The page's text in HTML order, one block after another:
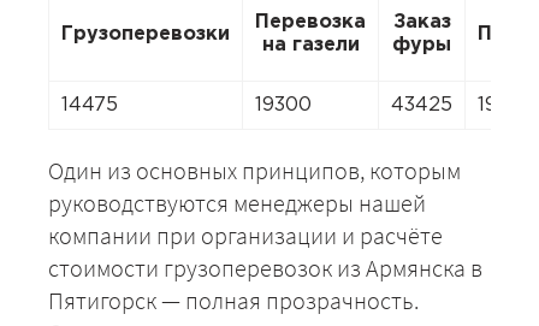
Грузоперевозки
Перевозка
на газели
Заказ
фуры
14475 19300 43425 19300
Один из основных принципов, которым
руководствуются менеджеры нашей
компании при организации и расчёте
стоимости грузоперевозок из Армянска в
Пятигорск — полная прозрачность.